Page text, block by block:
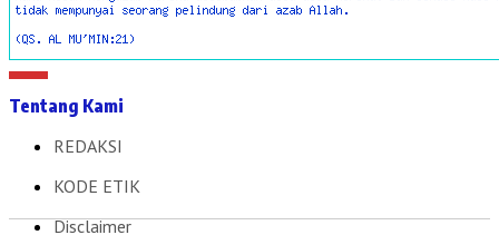
Tentang Kami
REDAKSI
KODE ETIK
Disclaimer